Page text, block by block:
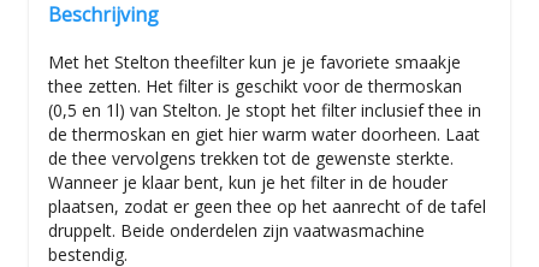
Beschrijving
Met het Stelton theefilter kun je je favoriete smaakje
thee zetten. Het filter is geschikt voor de thermoskan
(0,5 en 1l) van Stelton. Je stopt het filter inclusief thee in
de thermoskan en giet hier warm water doorheen. Laat
de thee vervolgens trekken tot de gewenste sterkte.
Wanneer je klaar bent, kun je het filter in de houder
plaatsen, zodat er geen thee op het aanrecht of de tafel
druppelt. Beide onderdelen zijn vaatwasmachine
bestendig.